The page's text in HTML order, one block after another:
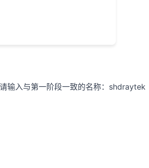
输入与第一阶段一致的名称：shdraytek